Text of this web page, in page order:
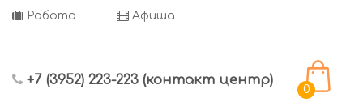
Работа
Афиша
+7 (3952) 223-223 (контакт центр)
0